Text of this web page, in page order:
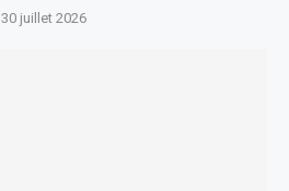
30 juillet 2026